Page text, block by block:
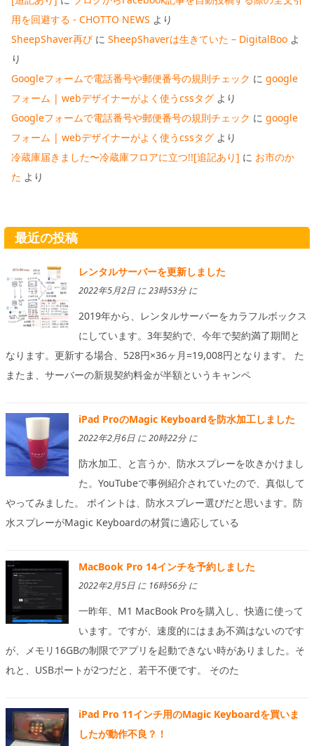
用を回避する - CHOTTO NEWS より
SheepShaver再び に SheepShaverは生きていた – DigitalBoo よ
り
Googleフォームで電話番号や郵便番号の規則チェック に google
フォーム | webデザイナーがよく使うcssタグ より
Googleフォームで電話番号や郵便番号の規則チェック に google
フォーム | webデザイナーがよく使うcssタグ より
冷蔵庫届きました〜冷蔵庫フロアに立つ!![追記あり] に お市のか
た より
最近の投稿
レンタルサーバーを更新しました
2022年5月2日 に 23時53分 に
2019年から、レンタルサーバーをカラフルボックス
にしています。3年契約で、今年で契約満了期間と
なります。更新する場合、528円×36ヶ月=19,008円となります。 た
またま、サーバーの新規契約料金が半額というキャンペ
iPad ProのMagic Keyboardを防水加工しました
2022年2月6日 に 20時22分 に
防水加工、と言うか、防水スプレーを吹きかけまし
た。YouTubeで事例紹介されていたので、真似して
やってみました。 ポイントは、防水スプレー選びだと思います。防
水スプレーがMagic Keyboardの材質に適応している
MacBook Pro 14インチを予約しました
2022年2月5日 に 16時56分 に
一昨年、M1 MacBook Proを購入し、快適に使って
います。ですが、速度的にはまあ不満はないのです
が、メモリ16GBの制限でアプリを起動できない時がありました。そ
れと、USBポートが2つだと、若干不便です。 そのた
iPad Pro 11インチ用のMagic Keyboardを買いま
したが動作不良？！